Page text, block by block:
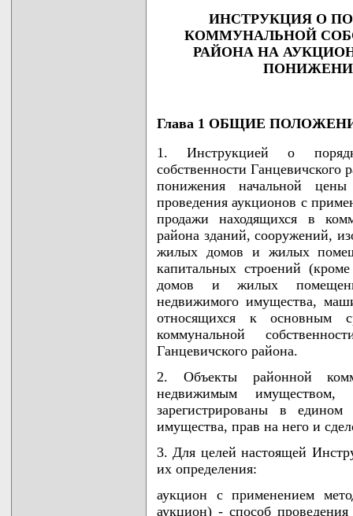
ИНСТРУКЦИЯ О
КОММУНАЛЬНОЙ
РАЙОНА НА
Глава 1 ОБЩИЕ
1. Инструкцией о
собственности Ганцевичского
понижения начальной цены
проведения аукционов с
продажи находящихся в
района зданий, сооружений,
жилых домов и жилых
капитальных строений
домов и жилых
недвижимого имущества,
относящихся к основным
коммунальной
Ганцевичского района.
2. Объекты районной
недвижимым
зарегистрированы в едином
имущества, прав на него и
3. Для целей настоящей
их определения:
аукцион с применением
аукцион) - способ